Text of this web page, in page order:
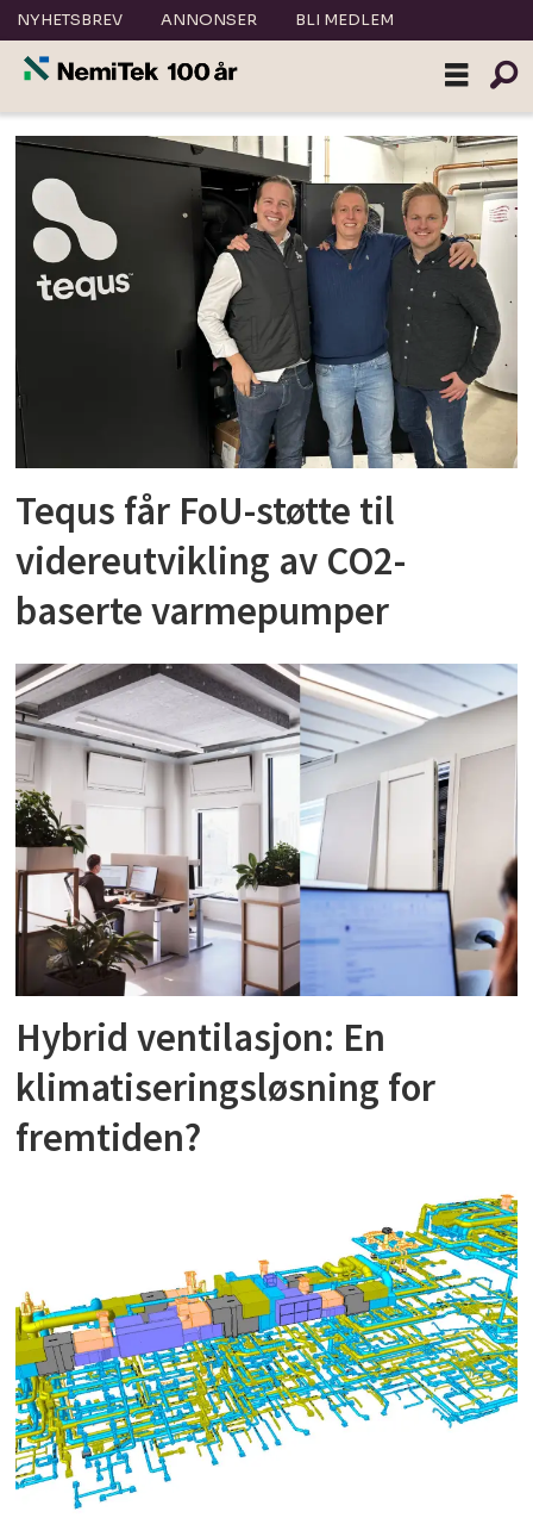
NYHETSBREV ANNONSER BLI MEDLEM
Tag:
forskningsrådet
Tequs får FoU-støtte til
videreutvikling av CO2-
baserte varmepumper
Hybrid ventilasjon: En
klimatiseringsløsning for
fremtiden?